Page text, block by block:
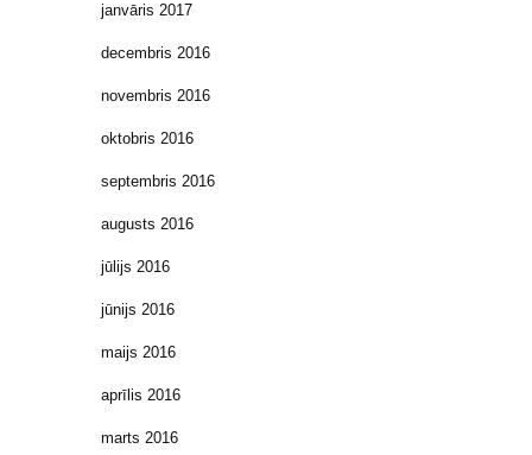
janvāris 2017
decembris 2016
novembris 2016
oktobris 2016
septembris 2016
augusts 2016
jūlijs 2016
jūnijs 2016
maijs 2016
aprīlis 2016
marts 2016